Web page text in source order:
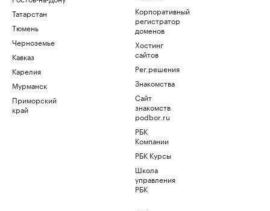
Татарстан
Тюмень
Черноземье
Кавказ
Карелия
Мурманск
Приморский
край
Корпоративный
регистратор
доменов
Хостинг
сайтов
Рег.решения
Знакомства
Сайт
знакомств
podbor.ru
РБК
Компании
РБК Курсы
Школа
управления
РБК